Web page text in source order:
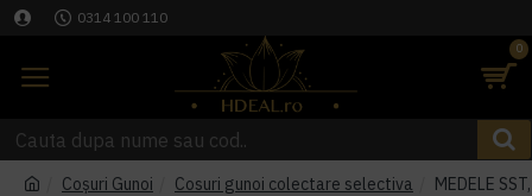
0314 100 110
0
Coşuri Gunoi Cosuri gunoi colectare selectiva MEDELE